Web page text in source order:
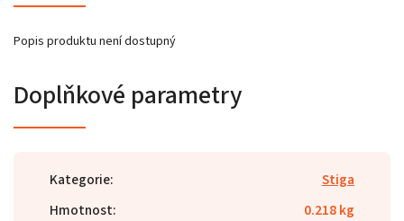
Popis produktu není dostupný
Doplňkové parametry
Kategorie:
Stiga
Hmotnost:
0.218 kg